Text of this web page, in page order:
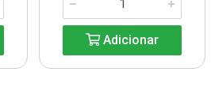
Adicionar